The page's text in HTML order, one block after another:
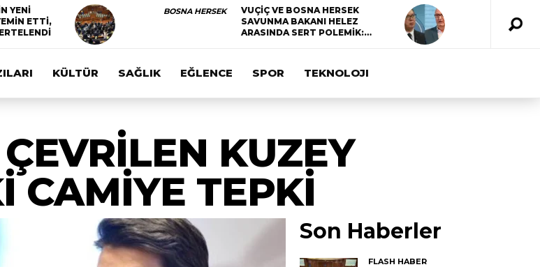
YENİ
ETTİ,
BOSNA HERSEK
VUÇİÇ VE BOSNA HERSEK
SAVUNMA BAKANI HELEZ
ARASINDA SERT POLEMİK:…
KÜLTÜR SAĞLIK EĞLENCE SPOR TEKNOLOJI
KUZEY
CAMİYE TEPKİ
Son Haberler
FLASH HABER